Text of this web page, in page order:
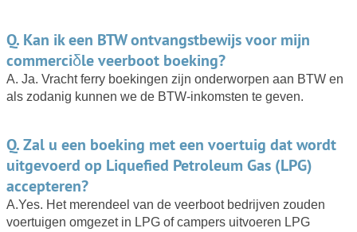
Q. Kan ik een BTW ontvangstbewijs voor mijn
commerciδle veerboot boeking?
A. Ja. Vracht ferry boekingen zijn onderworpen aan BTW en
als zodanig kunnen we de BTW-inkomsten te geven.
Q. Zal u een boeking met een voertuig dat wordt
uitgevoerd op Liquefied Petroleum Gas (LPG)
accepteren?
A.Yes. Het merendeel van de veerboot bedrijven zouden
voertuigen omgezet in LPG of campers uitvoeren LPG